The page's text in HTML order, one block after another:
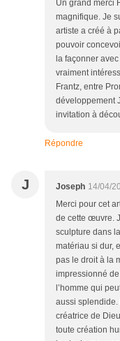
Un grand merci
magnifique. Je
artiste a créé à
pouvoir
la façonner
vraiment
Frantz, entre
développement
invitation à
Répondre
J Joseph 14/04/
Merci pour cet
de cette œuvre.
sculpture dans
matériau si dur,
pas le droit à la
impressionné
l’homme qui
aussi splendide.
créatrice de
toute création